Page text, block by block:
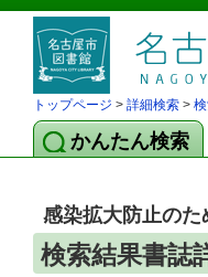
トップページ > 詳細検索 >
かんたん検索
感染拡大防止のた
検索結果書誌